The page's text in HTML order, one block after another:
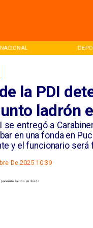
la PDI
ladrón
se entregó a
en una fonda en
y el funcionario
De 2025 10:39